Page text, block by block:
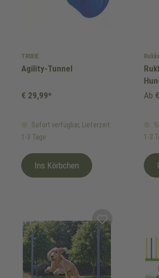
TRIXIE
Agility-Tunnel
Sofort verfügbar, Lieferzeit:
1-3 Tage
€ 29,99*
Ins Körbchen
1-3
Ab